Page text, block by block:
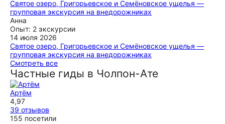
лично мы остались в восторге
ещё
Святое озеро, Григорьевское и Семёновское ущелья —
групповая экскурсия на внедорожниках
Если вы на Иссык-Куле, то главное после озера, что вы
должны увидеть, это горы, ущелья, горные озера. Красота
гор, в сочетании с легким экстримом джип-тура оставит у
вас незабываемые впечатления от этой экскурсии на
многие годы. Однозначно советую!
ещё
Анна
Опыт: 2 экскурсии
14 июля 2026
Святое озеро, Григорьевское и Семёновское ущелья —
групповая экскурсия на внедорожниках
Спасибо большое организатору и особенно гиду-водителю
Ивана! Все хорошо организовано, забрали прям с отеля во
время. Доехали везде где можно и даже больше) сами
ущелья прекрасны!
ещё
Смотреть все
Частные гиды в Чолпон-Ате
Артём
4,97
39 отзывов
155 посетили